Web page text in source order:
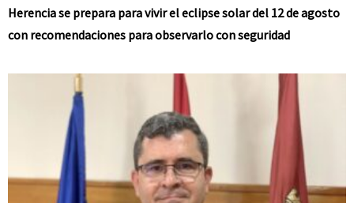
Herencia se prepara para vivir el eclipse solar del 12 de agosto
con recomendaciones para observarlo con seguridad